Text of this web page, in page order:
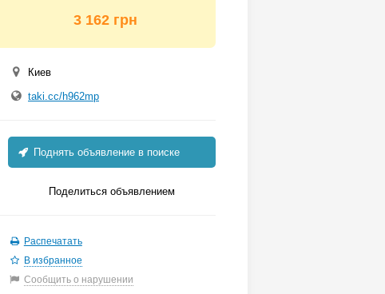
3 162 грн
Киев
taki.cc/h962mp
Поднять объявление в поиске
Поделиться объявлением
Распечатать
В избранное
Сообщить о нарушении